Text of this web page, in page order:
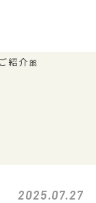
紹介🎀
2025.07.27